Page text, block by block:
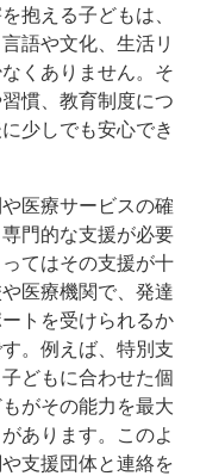
抱える子どもは、
語や文化、生活リ
くありません。そ
慣、教育制度につ
少しでも安心でき
医療サービスの確
門的な支援が必要
てはその支援が十
医療機関で、発達
トを受けられるか
。例えば、特別支
どもに合わせた個
がその能力を最大
あります。このよ
支援団体と連絡を